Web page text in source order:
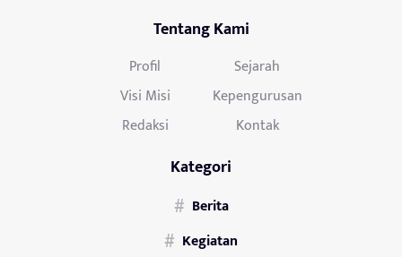
Tentang Kami
Profil
Sejarah
Visi Misi
Kepengurusan
Redaksi
Kontak
Kategori
Berita
Kegiatan